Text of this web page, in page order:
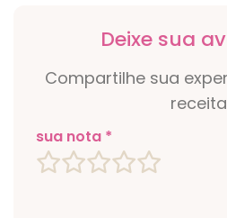
Deixe sua
Compartilhe sua
sua nota *